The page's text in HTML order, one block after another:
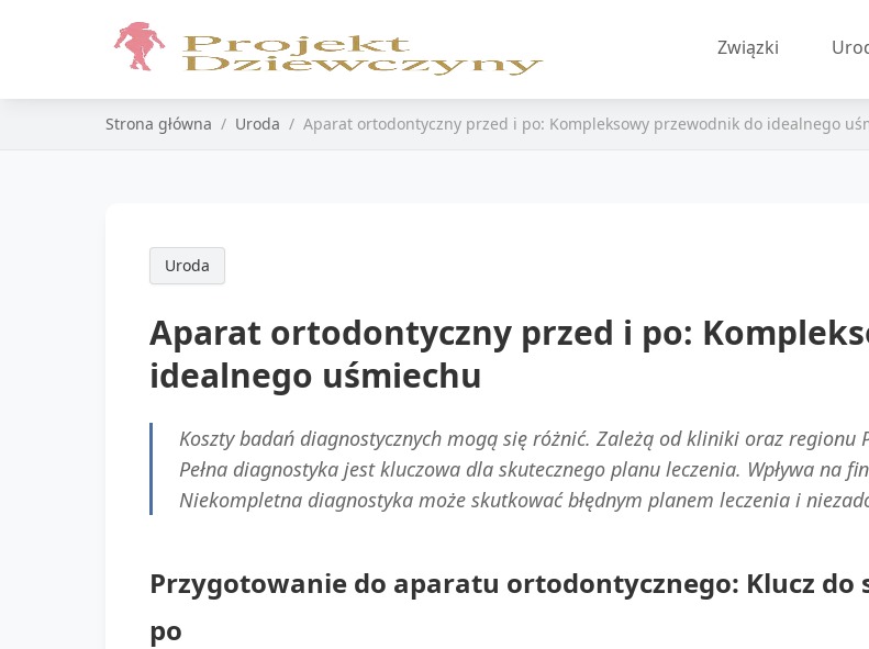
Związki
Strona główna Uroda Aparat ortodontyczny przed i po: Kompleksowy przewodnik do idealnego
Uroda
Aparat ortodontyczny przed i po:
idealnego uśmiechu
Koszty badań diagnostycznych mogą się różnić. Zależą od kliniki oraz regionu
Pełna diagnostyka jest kluczowa dla skutecznego planu leczenia. Wpływa na
Niekompletna diagnostyka może skutkować błędnym planem leczenia i
Przygotowanie do aparatu ortodontycznego: Klucz
po